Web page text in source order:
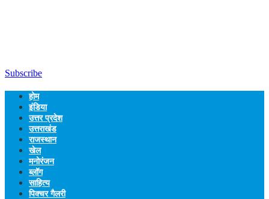
Subscribe
होम
इंडिया
उत्तर प्रदेश
उत्तराखंड
राजस्थान
खेल
मनोरंजन
ब्लॉग
साहित्य
पिक्चर गैलरी